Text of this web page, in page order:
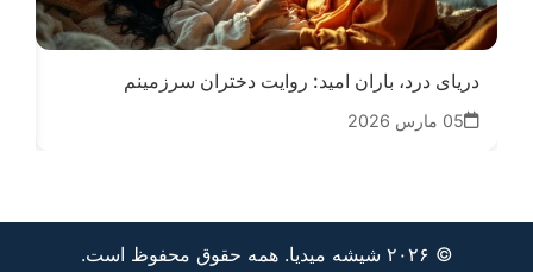
دریای درد، باران امید: روایت دختران سرزمینم
05 مارس 2026
© ۲۰۲۶ شیشه میدیا. همه حقوق محفوظ است.